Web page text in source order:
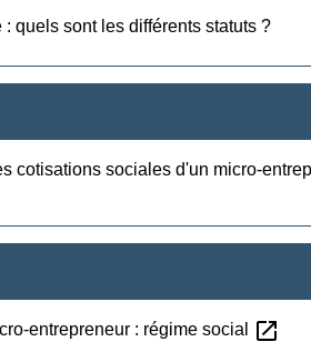
quels sont les différents statuts ?
cotisations sociales d'un micro-
entrepreneur : régime social open_in_new